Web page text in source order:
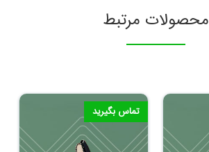
محصولات مرتبط
تماس بگیرید